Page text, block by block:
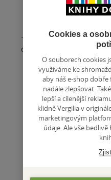
The Book of Being
celebration of the
often witty
Cookies a
O souborech cookies
využíváme ke
aby náš e-shop
nadále zlepšovat.
lepší a cílenější
klidně Vergilia v
marketingovým
údaje. Ale vše